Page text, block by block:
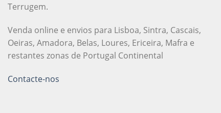
Terrugem.
Venda online e envios para Lisboa, Sintra, Cascais,
Oeiras, Amadora, Belas, Loures, Ericeira, Mafra e
restantes zonas de Portugal Continental
Contacte-nos